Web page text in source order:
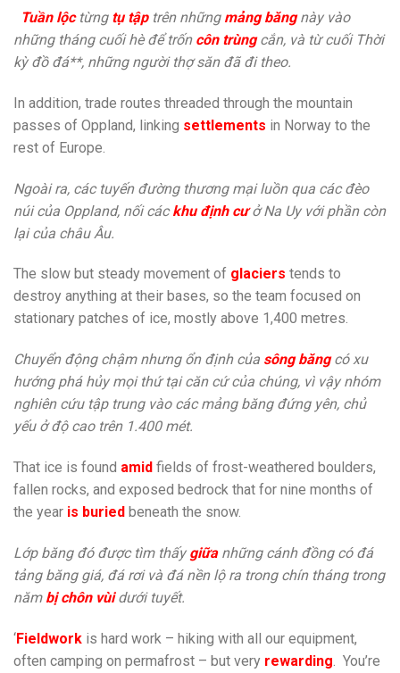
Tuần lộctừng tụ tậptrên những mảng băngnày vào
những tháng cuối hè để trốn côn trùng cắn, và từ cuối Thời
kỳ đồ đá**, những người thợ săn đã đi theo.
In addition, trade routes threaded through the mountain
passes of Oppland, linking settlements in Norway to the
rest of Europe.
Ngoài ra, các tuyến đường thương mại luồn qua các đèo
núi của Oppland, nối cáckhu định cưở Na Uy với phần còn
lại của châu Âu.
The slow but steady movement of glaciers tends to
destroy anything at their bases, so the team focused on
stationary patches of ice, mostly above 1,400 metres.
Chuyển động chậm nhưng ổn định của sông băng có xu
hướng phá hủy mọi thứ tại căn cứ của chúng, vì vậy nhóm
nghiên cứu tập trung vào các mảng băng đứng yên, chủ
yếu ở độ cao trên 1.400 mét.
That ice is found amid fields of frost-weathered boulders,
fallen rocks, and exposed bedrock that for nine months of
the year is buried beneath the snow.
Lớp băng đó được tìm thấy giữanhững cánh đồng có đá
tảng băng giá, đá rơi và đá nền lộ ra trong chín tháng trong
năm bị chôn vùidưới tuyết.
‘Fieldwork is hard work – hiking with all our equipment,
often camping on permafrost – but very rewarding . You’re